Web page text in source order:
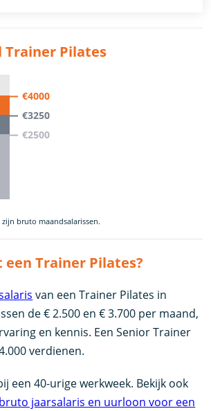
Trainer Pilates
€4000
€3250
€2500
bruto maandsalarissen.
Trainer Pilates?
van een Trainer Pilates in
de € 2.500 en € 3.700 per maand,
en kennis. Een Senior Trainer
verdienen.
een 40-urige werkweek. Bekijk ook
jaarsalaris en uurloon voor een